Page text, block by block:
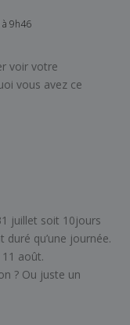
9h46
voir votre
vous avez ce
juillet soit 10jours
qu’une journée.
août.
? Ou juste un